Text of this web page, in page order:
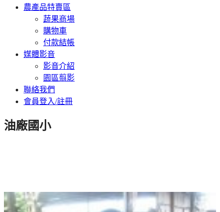
農產品特賣區
蔬果商場
購物車
付款結帳
媒體影音
影音介紹
園區翦影
聯絡我們
會員登入/註冊
油廠國小